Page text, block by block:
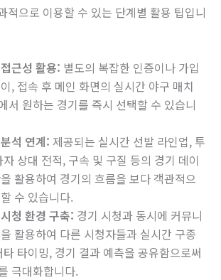
적으로 이용할 수 있는 단계별 활용 팁입니
근성 활용: 별도의 복잡한 인증이나 가입
, 접속 후 메인 화면의 실시간 야구 매치
서 원하는 경기를 즉시 선택할 수 있습니
석 연계: 제공되는 실시간 선발 라인업, 투
자 상대 전적, 구속 및 구질 등의 경기 데이
활용하여 경기의 흐름을 보다 객관적으
수 있습니다.
청 환경 구축: 경기 시청과 동시에 커뮤니
활용하여 다른 시청자들과 실시간 구종
타 타이밍, 경기 결과 예측을 공유함으로써
극대화합니다.